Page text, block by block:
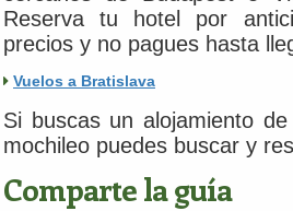
Reserva tu hotel por
precios y no pagues hasta
Vuelos a Bratislava
Si buscas un alojamiento
mochileo puedes buscar y
Comparte la guía